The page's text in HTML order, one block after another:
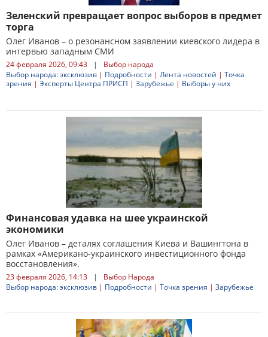
Зеленский превращает вопрос выборов в предмет
торга
Олег Иванов – о резонансном заявлении киевского лидера в
интервью западным СМИ
24 февраля 2026, 09:43 |
Выбор народа
Выбор народа: эксклюзив | Подробности | Лента новостей | Точка
зрения | Эксперты Центра ПРИСП | Зарубежье | Выборы у них
Финансовая удавка на шее украинской
экономики
Олег Иванов – деталях соглашения Киева и Вашингтона в
рамках «Американо-украинского инвестиционного фонда
восстановления».
23 февраля 2026, 14:13 |
Выбор Народа
Выбор народа: эксклюзив | Подробности | Точка зрения | Зарубежье